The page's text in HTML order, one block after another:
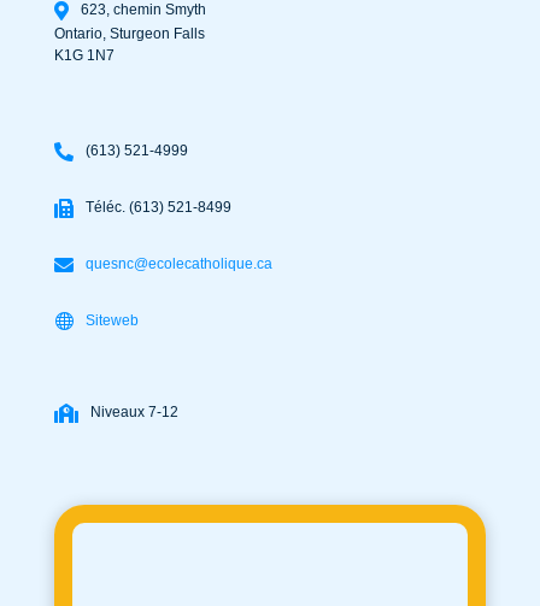
623, chemin Smyth
Ontario, Sturgeon Falls
K1G 1N7
(613) 521-4999
Téléc. (613) 521-8499
quesnc@ecolecatholique.ca
Siteweb
Niveaux 7-12